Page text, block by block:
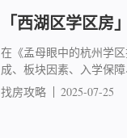
「西湖区学区房
在《孟母眼中的杭州学
成、板块因素、入学保
找房攻略
2025-07-25